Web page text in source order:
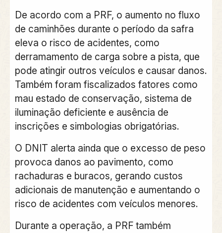
De acordo com a PRF, o aumento no fluxo
de caminhões durante o período da safra
eleva o risco de acidentes, como
derramamento de carga sobre a pista, que
pode atingir outros veículos e causar danos.
Também foram fiscalizados fatores como
mau estado de conservação, sistema de
iluminação deficiente e ausência de
inscrições e simbologias obrigatórias.
O DNIT alerta ainda que o excesso de peso
provoca danos ao pavimento, como
rachaduras e buracos, gerando custos
adicionais de manutenção e aumentando o
risco de acidentes com veículos menores.
Durante a operação, a PRF também